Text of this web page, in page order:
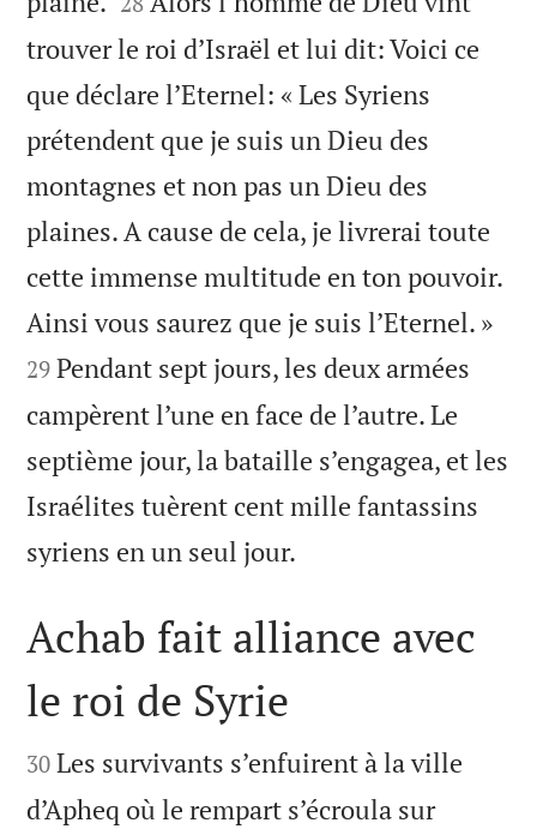
trouver le roi d’Israël et lui dit: Voici ce
que déclare l’Eternel: « Les Syriens
prétendent que je suis un Dieu des
montagnes et non pas un Dieu des
plaines. A cause de cela, je livrerai toute
cette immense multitude en ton pouvoir.
Ainsi vous saurez que je suis l’Eternel. »
29 Pendant sept jours, les deux armées
campèrent l’une en face de l’autre. Le
septième jour, la bataille s’engagea, et les
Israélites tuèrent cent mille fantassins
syriens en un seul jour.

Achab fait alliance avec
le roi de Syrie

30 Les survivants s’enfuirent à la ville
d’Apheq où le rempart s’écroula sur